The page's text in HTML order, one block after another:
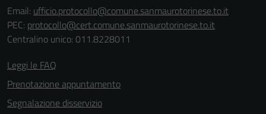
Email: ufficio.protocollo@comune.sanmaurotorinese.to.it
PEC: protocollo@cert.comune.sanmaurotorinese.to.it
Centralino unico: 011.8228011
Leggi le FAQ
Prenotazione appuntamento
Segnalazione disservizio